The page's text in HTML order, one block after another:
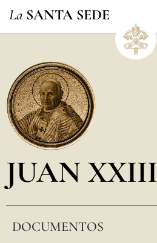
La SANTA SEDE
JUAN XXIII
DOCUMENTOS